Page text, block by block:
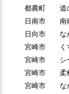
都農町 道の
日南市 南郷
日向市 なが
宮崎市 く
宮崎市 シー
宮崎市 柔極
宮崎市 な